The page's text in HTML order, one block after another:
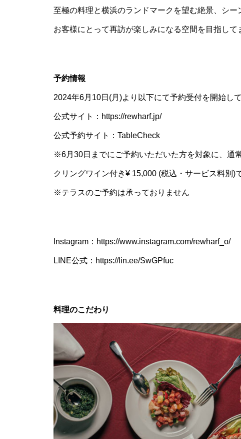
至極の料理と横浜のランドマークを望む絶景、シー
お客様にとって再訪が楽しみになる空間を目指して
予約情報
2024年6月10日(月)より以下にて予約受付を開始して
公式サイト： https://rewharf.jp/
公式予約サイト： TableCheck
※6月30日までにご予約いただいた方を対象に、通
クリングワイン付き¥ 15,000 (税込・サービス料別)
※テラスのご予約は承っておりません
Instagram： https://www.instagram.com/rewharf_o/
LINE公式： https://lin.ee/SwGPfuc
料理のこだわり